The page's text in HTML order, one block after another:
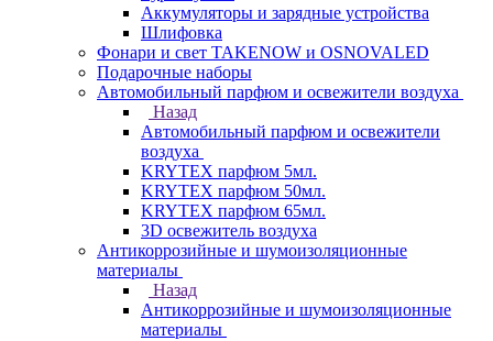
Аккумуляторы и зарядные устройства
Шлифовка
Фонари и свет TAKENOW и OSNOVALED
Подарочные наборы
Автомобильный парфюм и освежители воздуха
Назад
Автомобильный парфюм и освежители
воздуха
KRYTEX парфюм 5мл.
KRYTEX парфюм 50мл.
KRYTEX парфюм 65мл.
3D освежитель воздуха
Антикоррозийные и шумоизоляционные
материалы
Назад
Антикоррозийные и шумоизоляционные
материалы